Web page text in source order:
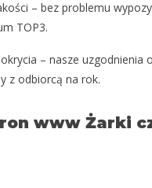
– bez problemu
TOP3.
– nasze uzgodnienia
z odbiorcą na rok.
www Żarki